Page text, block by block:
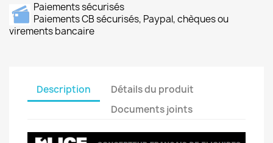
Paiements sécurisés
Paiements CB sécurisés, Paypal, chèques ou
virements bancaire
Description
Détails du produit
Documents joints